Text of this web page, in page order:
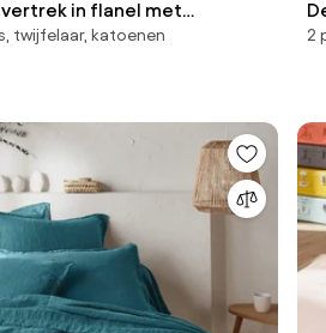
in flanel met
Clarisse
twijfelaar, katoenen 2